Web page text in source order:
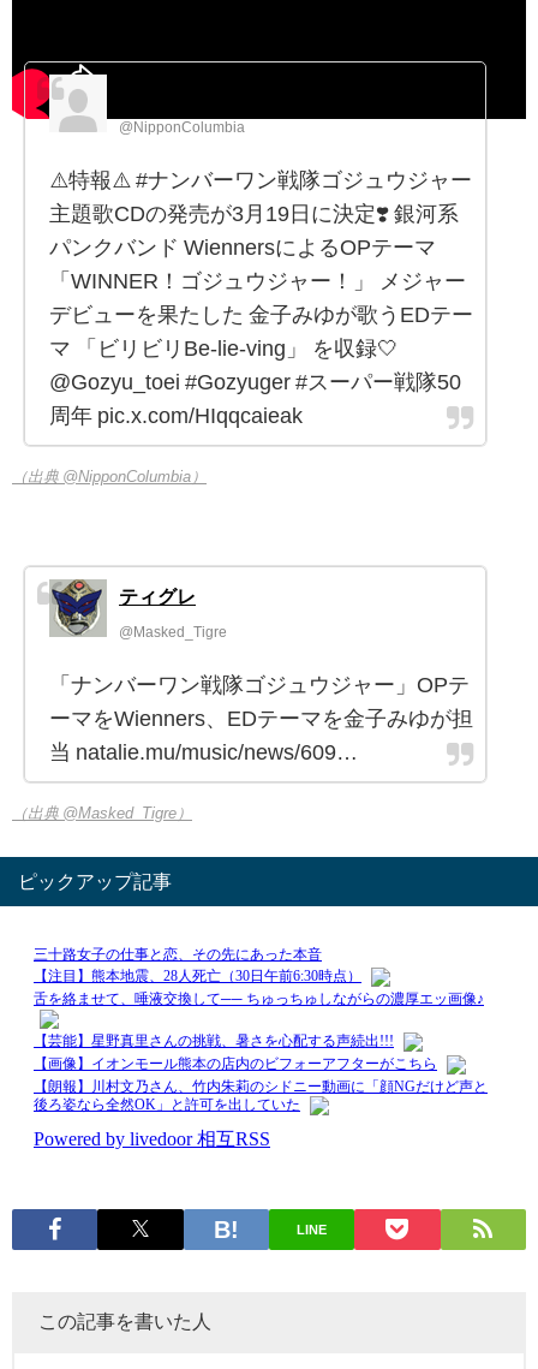
@NipponColumbia
⚠️特報⚠️ #ナンバーワン戦隊ゴジュウジャー
主題歌CDの発売が3月19日に決定❣️ 銀河系
パンクバンド WiennersによるOPテーマ
「WINNER！ゴジュウジャー！」 メジャー
デビューを果たした 金子みゆが歌うEDテー
マ 「ビリビリBe-lie-ving」 を収録🤍
@Gozyu_toei #Gozyuger #スーパー戦隊50
周年 pic.x.com/HIqqcaieak
（出典 @NipponColumbia）
ティグレ
@Masked_Tigre
「ナンバーワン戦隊ゴジュウジャー」OPテ
ーマをWienners、EDテーマを金子みゆが担
当 natalie.mu/music/news/609…
（出典 @Masked_Tigre）
ピックアップ記事
LINE
この記事を書いた人